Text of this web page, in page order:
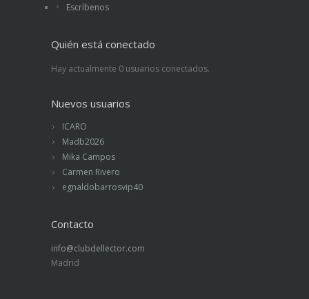
Escríbenos
Quién está conectado
Hay actualmente 0 usuarios conectados.
Nuevos usuarios
ICARO
Madb2026
Mika Campos
Carmen Rivero
egnaldobarrosvip40
Contacto
info@clubdellector.com
Madrid